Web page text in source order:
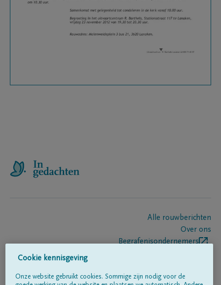
Alle rouwberichten
Over ons
Begrafenisondernemers
Cookie kennisgeving
Onze website gebruikt cookies. Sommige zijn nodig voor de